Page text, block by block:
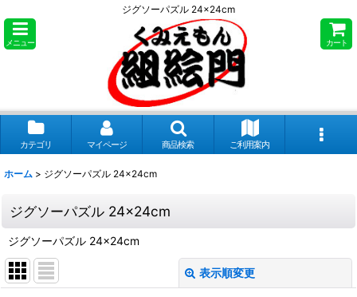
ジグソーパズル 24×24cm
メニュー カート
カテゴリ マイページ 商品検索 ご利用案内
ホーム > ジグソーパズル 24×24cm
ジグソーパズル 24×24cm
ジグソーパズル 24×24cm
表示順変更